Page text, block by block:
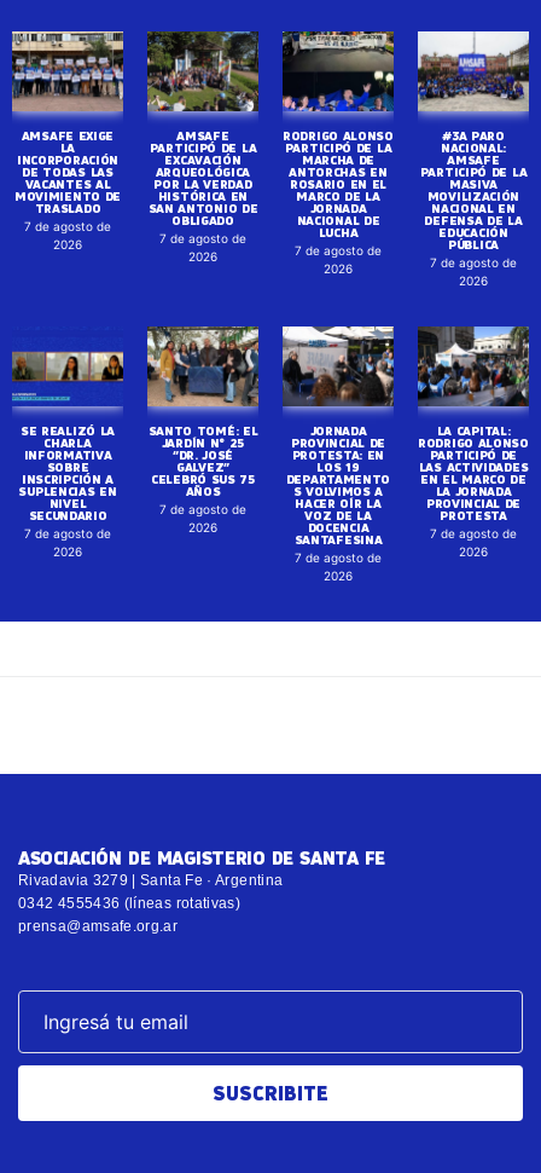
AMSAFE EXIGE
LA
INCORPORACIÓN
DE TODAS LAS
VACANTES AL
MOVIMIENTO DE
TRASLADO
7 de agosto de
2026
AMSAFE
PARTICIPÓ DE LA
EXCAVACIÓN
ARQUEOLÓGICA
POR LA VERDAD
HISTÓRICA EN
SAN ANTONIO DE
OBLIGADO
7 de agosto de
2026
RODRIGO ALONSO
PARTICIPÓ DE LA
MARCHA DE
ANTORCHAS EN
ROSARIO EN EL
MARCO DE LA
JORNADA
NACIONAL DE
LUCHA
7 de agosto de
2026
#3A PARO
NACIONAL:
AMSAFE
PARTICIPÓ DE LA
MASIVA
MOVILIZACIÓN
NACIONAL EN
DEFENSA DE LA
EDUCACIÓN
PÚBLICA
7 de agosto de
2026
SE REALIZÓ LA
CHARLA
INFORMATIVA
SOBRE
INSCRIPCIÓN A
SUPLENCIAS EN
NIVEL
SECUNDARIO
7 de agosto de
2026
SANTO TOMÉ: EL
JARDÍN N° 25
“DR. JOSÉ
GALVEZ”
CELEBRÓ SUS 75
AÑOS
7 de agosto de
2026
JORNADA
PROVINCIAL DE
PROTESTA: EN
LOS 19
DEPARTAMENTO
S VOLVIMOS A
HACER OÍR LA
VOZ DE LA
DOCENCIA
SANTAFESINA
7 de agosto de
2026
LA CAPITAL:
RODRIGO ALONSO
PARTICIPÓ DE
LAS ACTIVIDADES
EN EL MARCO DE
LA JORNADA
PROVINCIAL DE
PROTESTA
7 de agosto de
2026
ASOCIACIÓN DE MAGISTERIO DE SANTA FE
Rivadavia 3279 | Santa Fe · Argentina
0342 4555436 (líneas rotativas)
prensa@amsafe.org.ar
SUSCRIBITE